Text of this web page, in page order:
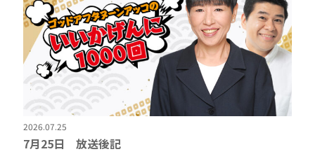
2026.07.25
7月25日 放送後記